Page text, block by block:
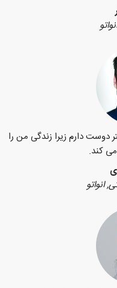
دوست دارم زیرا زندگی من را
کند.
انواتو